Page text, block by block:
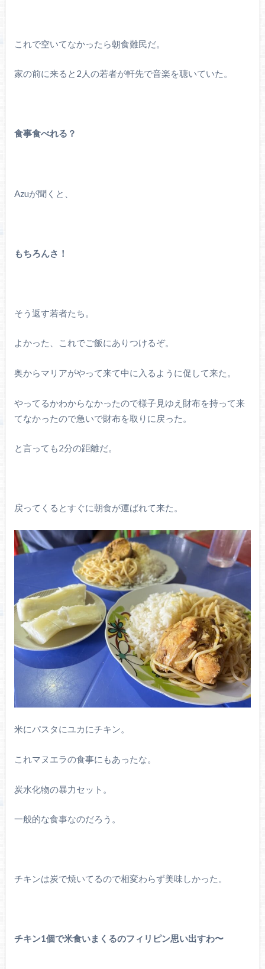
これで空いてなかったら朝食難民だ。
家の前に来ると2人の若者が軒先で音楽を聴いていた。
食事食べれる？
Azuが聞くと、
もちろんさ！
そう返す若者たち。
よかった、これでご飯にありつけるぞ。
奥からマリアがやって来て中に入るように促して来た。
やってるかわからなかったので様子見ゆえ財布を持って来
てなかったので急いで財布を取りに戻った。
と言っても2分の距離だ。
戻ってくるとすぐに朝食が運ばれて来た。
米にパスタにユカにチキン。
これマヌエラの食事にもあったな。
炭水化物の暴力セット。
一般的な食事なのだろう。
チキンは炭で焼いてるので相変わらず美味しかった。
チキン1個で米食いまくるのフィリピン思い出すわ〜